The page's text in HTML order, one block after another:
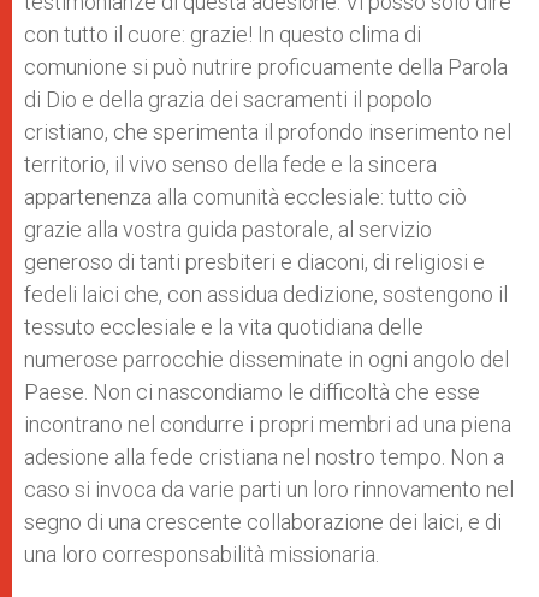
con tutto il cuore: grazie! In questo clima di
comunione si può nutrire proficuamente della Parola
di Dio e della grazia dei sacramenti il popolo
cristiano, che sperimenta il profondo inserimento nel
territorio, il vivo senso della fede e la sincera
appartenenza alla comunità ecclesiale: tutto ciò
grazie alla vostra guida pastorale, al servizio
generoso di tanti presbiteri e diaconi, di religiosi e
fedeli laici che, con assidua dedizione, sostengono il
tessuto ecclesiale e la vita quotidiana delle
numerose parrocchie disseminate in ogni angolo del
Paese. Non ci nascondiamo le difficoltà che esse
incontrano nel condurre i propri membri ad una piena
adesione alla fede cristiana nel nostro tempo. Non a
caso si invoca da varie parti un loro rinnovamento nel
segno di una crescente collaborazione dei laici, e di
una loro corresponsabilità missionaria.